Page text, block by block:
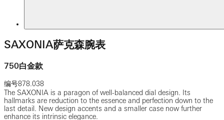
SAXONIA萨克森腕表
750白金款
编号878.038
The SAXONIA is a paragon of well-balanced dial design. Its
hallmarks are reduction to the essence and perfection down to the
last detail. New design accents and a smaller case now further
enhance its intrinsic elegance.